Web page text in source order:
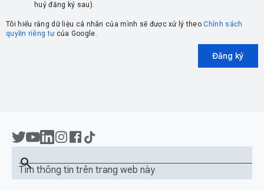
huỷ đăng ký sau).
Tôi hiểu rằng dữ liệu cá nhân của mình sẽ được xử lý theoChính sách
quyền riêng tưcủa Google.
Đăng ký
Tìm thông tin trên trang web này
search